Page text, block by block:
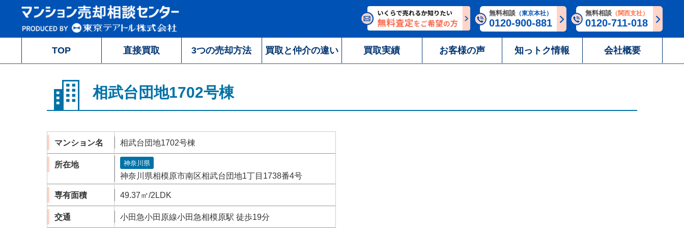
無料相談 （東京本社）
0120-900-881
無料相談 （関西支社）
0120-711-018
TOP 直接買取 3つの売却方法 買取と仲介の違い 買取実績 お客様の声 知っトク情報 会社概要
相武台団地1702号棟
マンション名 相武台団地1702号棟
所在地 神奈川県
神奈川県相模原市南区相武台団地1丁目1738番4号
専有面積 49.37㎡/2LDK
交通 小田急小田原線小田急相模原駅 徒歩19分